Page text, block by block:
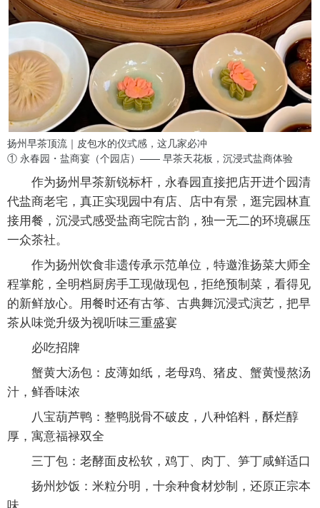
扬州早茶顶流｜皮包水的仪式感，这几家必冲
① 永春园・盐商宴（个园店）—— 早茶天花板，沉浸式盐商体验
作为扬州早茶新锐标杆 ，永春园直接把店开进个园清
代盐商老宅，真正实现园中有店、店中有景 ，逛完园林直
接用餐，沉浸式感受盐商宅院古韵，独一无二的环境碾压
一众茶社。
作为扬州饮食非遗传承示范单位 ，特邀淮扬菜大师全
程掌舵，全明档厨房手工现做现包，拒绝预制菜，看得见
的新鲜放心。用餐时还有古筝、古典舞沉浸式演艺，把早
茶从味觉升级为视听味三重盛宴
必吃招牌
蟹黄大汤包 ：皮薄如纸，老母鸡、猪皮、蟹黄慢熬汤
汁，鲜香味浓
八宝葫芦鸭 ：整鸭脱骨不破皮，八种馅料，酥烂醇
厚，寓意福禄双全
三丁包 ：老酵面皮松软，鸡丁、肉丁、笋丁咸鲜适口
扬州炒饭 ：米粒分明，十余种食材炒制，还原正宗本
味